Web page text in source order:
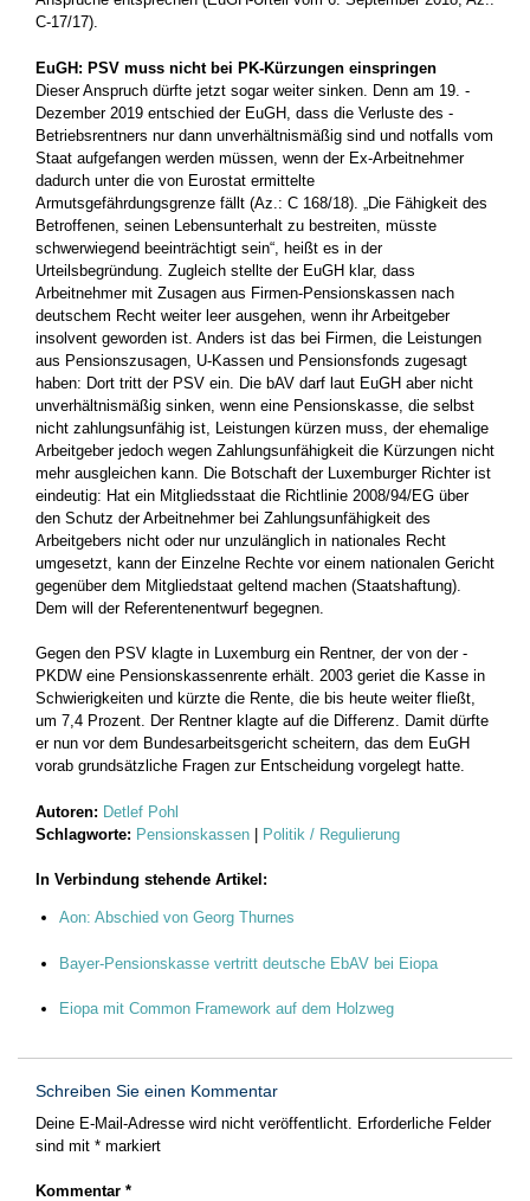
C-17/17).
EuGH: PSV muss nicht bei PK-Kürzungen einspringen
Dieser Anspruch dürfte jetzt sogar weiter sinken. Denn am 19. ­
Dezember 2019 entschied der EuGH, dass die Verluste des ­
Betriebsrentners nur dann unverhältnismäßig sind und notfalls vom
Staat aufgefangen werden müssen, wenn der Ex-­Arbeitnehmer
dadurch unter die von Eurostat ermittelte
Armutsgefährdungsgrenze fällt (Az.: C 168/18). „Die Fähigkeit des
Betroffenen, seinen Lebensunterhalt zu bestreiten, müsste
schwerwiegend beeinträchtigt sein“, heißt es in der
Urteilsbegründung. Zugleich stellte der EuGH klar, dass
Arbeitnehmer mit Zusagen aus Firmen-Pensionskassen nach
deutschem Recht weiter leer ausgehen, wenn ihr ­Arbeitgeber
insolvent geworden ist. Anders ist das bei Firmen, die Leistungen
aus Pensionszusagen, U-Kassen und Pensionsfonds zugesagt
haben: Dort tritt der PSV ein. Die bAV darf laut EuGH aber nicht
unverhältnismäßig sinken, wenn eine Pensionskasse, die selbst
nicht zahlungsunfähig ist, Leistungen kürzen muss, der ehemalige
Arbeitgeber jedoch wegen Zahlungsunfähigkeit die ­Kürzungen nicht
mehr ausgleichen kann. Die Botschaft der ­Luxemburger Richter ist
eindeutig: Hat ein Mitgliedsstaat die Richtlinie 2008/94/EG über
den Schutz der Arbeitnehmer bei Zahlungs­unfähigkeit des
Arbeitgebers nicht oder nur unzulänglich in ­nationales Recht
umgesetzt, kann der Einzelne Rechte vor einem ­nationalen Gericht
gegenüber dem Mitgliedstaat geltend machen (Staatshaftung).
Dem will der Referentenentwurf begegnen.
Gegen den PSV klagte in Luxemburg ein Rentner, der von der ­
PKDW eine Pensionskassenrente erhält. 2003 geriet die Kasse in
Schwierigkeiten und kürzte die Rente, die bis ­heute weiter fließt,
um 7,4 Prozent. Der Rentner klagte auf die Differenz. Damit dürfte
er nun vor dem Bundesarbeitsgericht scheitern, das dem EuGH
vorab grundsätzliche Fragen zur Entscheidung vorgelegt hatte.
Autoren: Detlef Pohl
Schlagworte: Pensionskassen | Politik / Regulierung
In Verbindung stehende Artikel:
Aon: Abschied von Georg Thurnes
Bayer-Pensionskasse vertritt deutsche EbAV bei Eiopa
Eiopa mit Common Framework auf dem Holzweg
Schreiben Sie einen Kommentar
Deine E-Mail-Adresse wird nicht veröffentlicht. Erforderliche Felder
sind mit * markiert
Kommentar *